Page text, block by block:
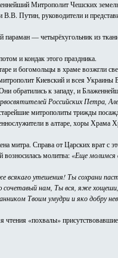
Митрополит Чешских
руководители и
— четырёхугольник из
и кондак этого праздника.
и богомольцы в храме возжгли
Киевский и всея
обратились к западу, и
Российских
митрополиты трижды
в алтаре, хоры Храма
митра. Справа от Царских врат с
молитва: «Еще молимся
утешения! Ты сохрани
нам, Ты вся, яже
Твоим умудри и яко добру
«похвалы»